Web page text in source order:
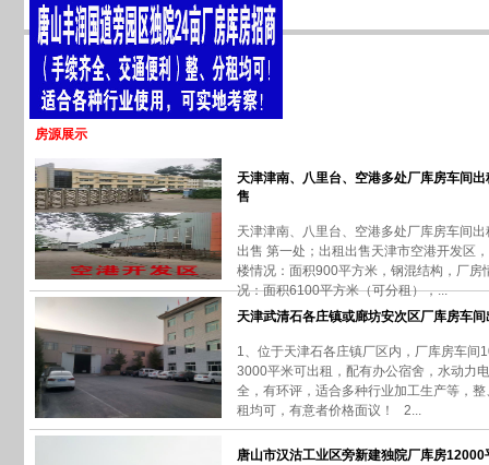
房源展示
天津津南、八里台、空港多处厂库房车间出
售
天津津南、八里台、空港多处厂库房车间出
出售 第一处；出租出售天津市空港开发区
楼情况：面积900平方米，钢混结构，厂房
况：面积6100平方米（可分租），...
天津武清石各庄镇或廊坊安次区厂库房车间
1、位于天津石各庄镇厂区内，厂库房车间
3000平米可出租，配有办公宿舍，水动力
全，有环评，适合多种行业加工生产等，整
租均可，有意者价格面议！ 2...
唐山市汉沽工业区旁新建独院厂库房12000